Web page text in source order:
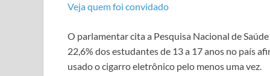
Veja quem foi convidado
O parlamentar cita a Pesquisa Nacional de
22,6% dos estudantes de 13 a 17 anos no país
usado o cigarro eletrônico pelo menos uma vez.